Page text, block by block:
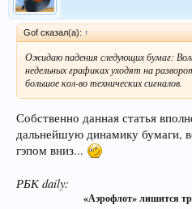
Gof сказал(а): ↑
Ожидаю падения следующих бумаг:
недельных графиках уходят на
большое кол-во технических сигналов.
Собственно данная статья
дальнейшую динамику бумаги,
гэпом вниз...
РБК daily:
«Аэрофлот» лишится